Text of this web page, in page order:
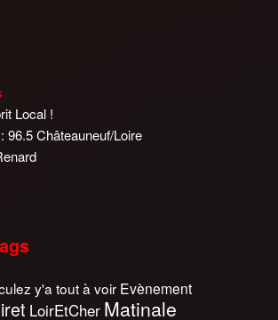
Local !
96.5 Châteauneuf/Loire
y'a tout à voir Evènement
LoirEtCher Matinale